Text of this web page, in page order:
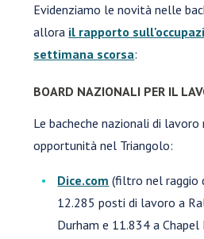
Evidenziamo le novità nelle
allora il rapporto
settimana scorsa:
BOARD NAZIONALI PER IL
Le bacheche nazionali di
opportunità nel Triangolo:
Dice.com (filtro nel raggio
12.285 posti di lavoro a
Durham e 11.834 a